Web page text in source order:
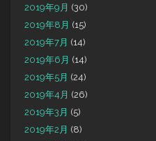
2019年9月 (30)
2019年8月 (15)
2019年7月 (14)
2019年6月 (14)
2019年5月 (24)
2019年4月 (26)
2019年3月 (5)
2019年2月 (8)